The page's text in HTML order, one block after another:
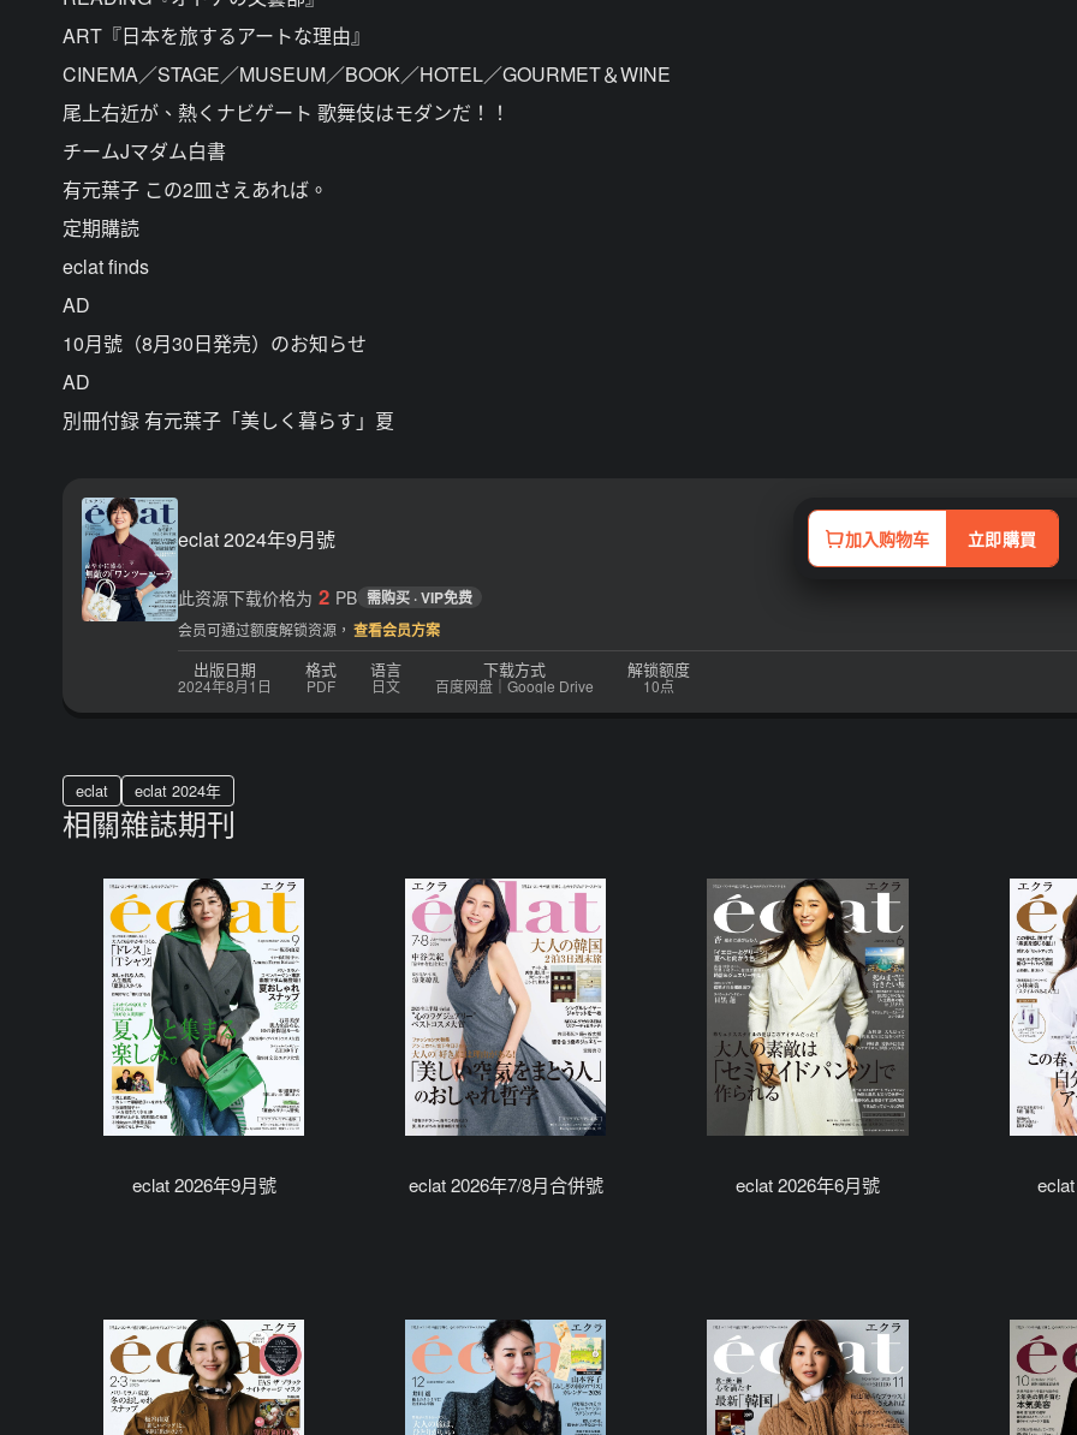
ART『日本を旅するアートな理由』
CINEMA／STAGE／MUSEUM／BOOK／HOTEL／GOURMET＆WINE
尾上右近が、熱くナビゲート 歌舞伎はモダンだ！！
チームJマダム白書
有元葉子 この2皿さえあれば。
定期購読
eclat finds
AD
10月號（8月30日発売）のお知らせ
AD
別冊付録 有元葉子「美しく暮らす」夏
eclat 2024年9月號 加入购物车 立即購買
此资源下载价格为 2 PB 需购买 · VIP免费
会员可通过额度解锁资源， 查看会员方案
出版日期
2024年8月1日
格式
PDF
语言
日文
下载方式
百度网盘｜Google Drive
解锁额度
10点
eclat eclat 2024年
相關雜誌期刊
eclat 2026年9月號 eclat 2026年7/8月合併號 eclat 2026年6月號